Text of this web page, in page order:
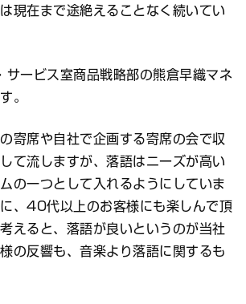
現在まで途絶えることなく続いてい
サービス室商品戦略部の熊倉早織マネ
。
寄席や自社で企画する寄席の会で収
て流しますが、落語はニーズが高い
の一つとして入れるようにしていま
、40代以上のお客様にも楽しんで頂
えると、落語が良いというのが当社
の反響も、音楽より落語に関するも